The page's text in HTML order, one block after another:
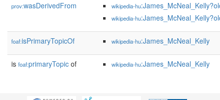
prov:wasDerivedFrom wikipedia-hu
wikipedia-hu
foaf:isPrimaryTopicOf wikipedia-hu:James_McNeal_Kelly
is foaf:primaryTopic of wikipedia-hu:James_McNeal_Kelly